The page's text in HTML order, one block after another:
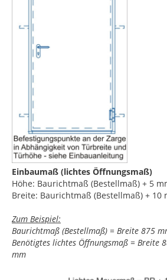
Einbaumaß (lichtes Öffnungsmaß)
Höhe: Baurichtmaß (Bestellmaß) + 5
Breite: Baurichtmaß (Bestellmaß) + 10
Zum Beispiel:
Baurichtmaß (Bestellmaß) = Breite 875
Benötigtes lichtes Öffnungsmaß = Breite
mm